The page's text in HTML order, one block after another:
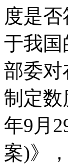
度是
于我国
部委对
制定数
年9月
案)》